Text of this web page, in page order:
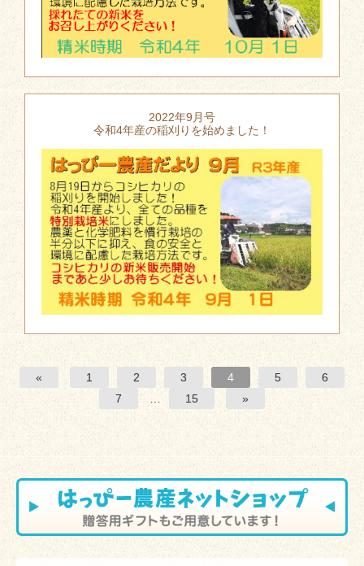
2022年9月号
令和4年産の稲刈りを始めました！
« 1 2 3 4 5
6
7
… 15 »